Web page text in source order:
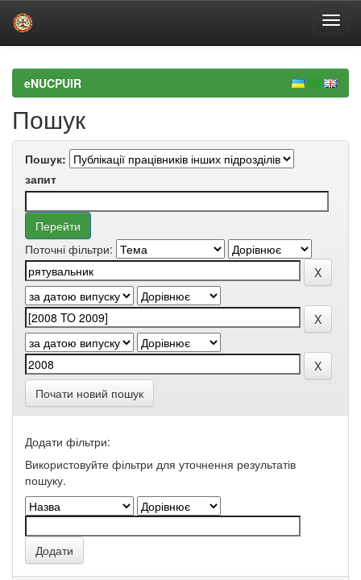
navigationeNUCPUIR
Пошук
Пошук:
запит
Поточні фільтри:
Почати новий пошук
Додати фільтри:
Використовуйте фільтри для уточнення результатів
пошуку.